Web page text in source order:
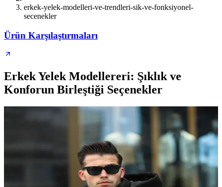
erkek-yelek-modelleri-ve-trendleri-sik-ve-fonksiyonel-
secenekler
Ürün Karşılaştırmaları
Erkek Yelek Modellereri: Şıklık ve
Konforun Birleştiği Seçenekler